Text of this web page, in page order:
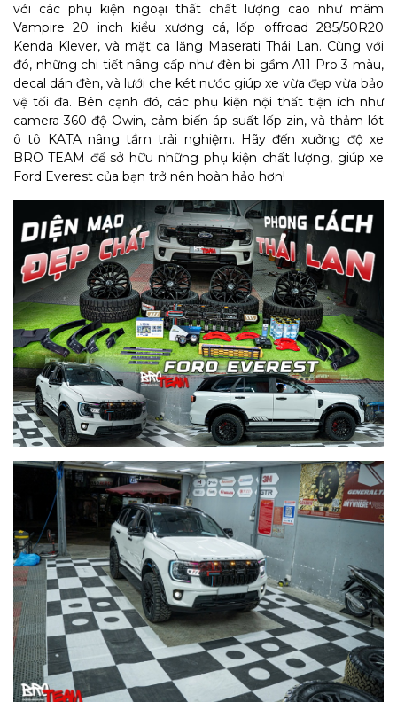
với các phụ kiện ngoại thất chất lượng cao như mâm
Vampire 20 inch kiểu xương cá, lốp offroad 285/50R20
Kenda Klever, và mặt ca lăng Maserati Thái Lan. Cùng với
đó, những chi tiết nâng cấp như đèn bi gầm A11 Pro 3 màu,
decal dán đèn, và lưới che két nước giúp xe vừa đẹp vừa bảo
vệ tối đa. Bên cạnh đó, các phụ kiện nội thất tiện ích như
camera 360 độ Owin, cảm biến áp suất lốp zin, và thảm lót
ô tô KATA nâng tầm trải nghiệm. Hãy đến xưởng độ xe
BRO TEAM để sở hữu những phụ kiện chất lượng, giúp xe
Ford Everest của bạn trở nên hoàn hảo hơn!